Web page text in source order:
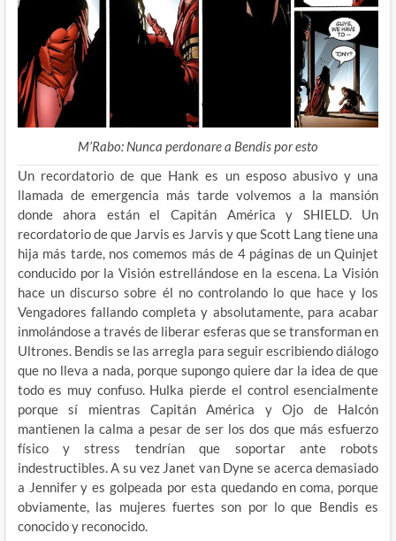
M’Rabo: Nunca perdonare a Bendis por esto
Un recordatorio de que Hank es un esposo abusivo y una
llamada de emergencia más tarde volvemos a la mansión
donde ahora están el Capitán América y SHIELD. Un
recordatorio de que Jarvis es Jarvis y que Scott Lang tiene una
hija más tarde, nos comemos más de 4 páginas de un Quinjet
conducido por la Visión estrellándose en la escena. La Visión
hace un discurso sobre él no controlando lo que hace y los
Vengadores fallando completa y absolutamente, para acabar
inmolándose a través de liberar esferas que se transforman en
Ultrones. Bendis se las arregla para seguir escribiendo diálogo
que no lleva a nada, porque supongo quiere dar la idea de que
todo es muy confuso. Hulka pierde el control esencialmente
porque sí mientras Capitán América y Ojo de Halcón
mantienen la calma a pesar de ser los dos que más esfuerzo
físico y stress tendrían que soportar ante robots
indestructibles. A su vez Janet van Dyne se acerca demasiado
a Jennifer y es golpeada por esta quedando en coma, porque
obviamente, las mujeres fuertes son por lo que Bendis es
conocido y reconocido.